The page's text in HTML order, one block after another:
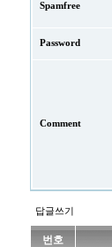
Spamfree
Password
Comment
답글쓰기
번호